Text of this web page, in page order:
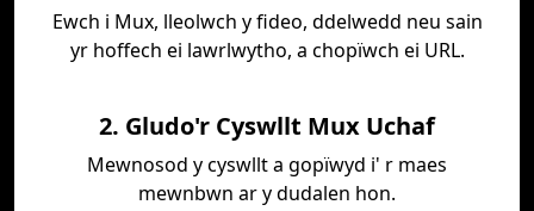
Ewch i Mux, lleolwch y fideo, ddelwedd neu sain
yr hoffech ei lawrlwytho, a chopïwch ei URL.
2. Gludo'r Cyswllt Mux Uchaf
Mewnosod y cyswllt a gopïwyd i' r maes
mewnbwn ar y dudalen hon.